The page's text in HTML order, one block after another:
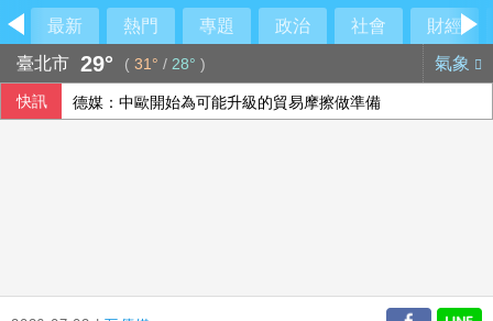
最新 熱門 專題 政治 社會
財經
臺北市 29° ( 31° / 28° ) 氣象
快訊 德媒：中歐開始為可能升級的貿易摩擦做準備